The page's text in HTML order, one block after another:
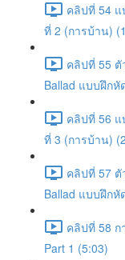
คลิปที่ 54 แ
ที่ 2 (การบ้าน)
คลิปที่ 55 ตั
Ballad แบบฝึกหั
คลิปที่ 56 แ
ที่ 3 (การบ้าน)
คลิปที่ 57 ตั
Ballad แบบฝึกหั
คลิปที่ 58 ก
Part 1 (5:03)